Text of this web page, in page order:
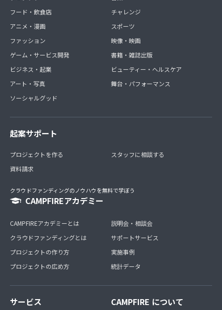
フード・飲食店
アニメ・漫画
ファッション
ゲーム・サービス開発
ビジネス・起業
アート・写真
ソーシャルグッド
チャレンジ
スポーツ
映像・映画
書籍・雑誌出版
ビューティー・ヘルスケア
舞台・パフォーマンス
起案サポート
プロジェクトを作る
資料請求
スタッフに相談する
クラウドファンディングのノウハウを無料で学ぼう
CAMPFIREアカデミー
CAMPFIREアカデミーとは
クラウドファンディングとは
プロジェクトの作り方
プロジェクトの広め方
説明会・相談会
サポートサービス
実施事例
統計データ
サービス CAMPFIRE について